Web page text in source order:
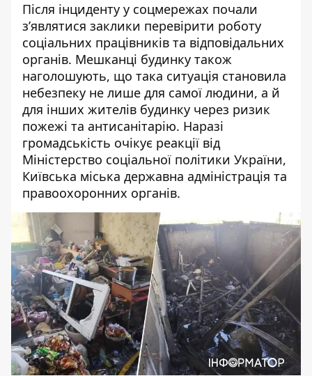
Після інциденту у соцмережах почали
з’являтися заклики перевірити роботу
соціальних працівників та відповідальних
органів. Мешканці будинку також
наголошують, що така ситуація становила
небезпеку не лише для самої людини, а й
для інших жителів будинку через ризик
пожежі та антисанітарію. Наразі
громадськість очікує реакції від
Міністерство соціальної політики України,
Київська міська державна адміністрація та
правоохоронних органів.